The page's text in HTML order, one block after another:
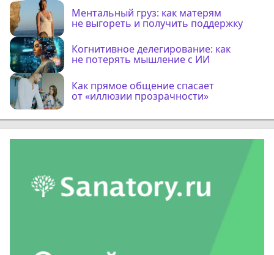
Ментальный груз: как матерям
не выгореть и получить поддержку
Когнитивное делегирование: как
не потерять мышление с ИИ
Как прямое общение спасает
от «иллюзии прозрачности»